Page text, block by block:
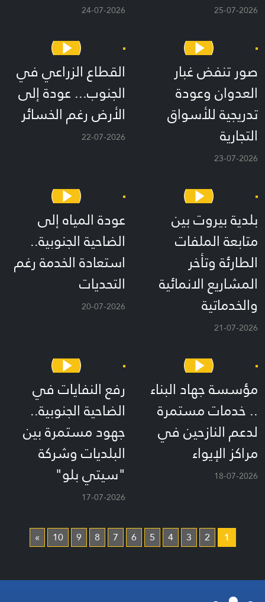
25-07-2026
24-07-2026
صور تنفض غبار
العدوان وعودة
تدريجية للأسواق
التجارية
23-07-2026
القطاع الزراعي في
الجنوب... عودة إلى
الأرض رغم الخسائر
22-07-2026
بلدية بيروت بين
متابعة الملفات
الطارئة وتأخر
المشاريع الانمائية
والخدماتية
21-07-2026
عودة المياه إلى
الضاحية الجنوبية..
استعادة الخدمة رغم
التحديات
20-07-2026
مؤسسة جهاد البناء
.. خدمات مستمرة
لدعم النازحين في
مراكز الإيواء
18-07-2026
رفع النفايات في
الضاحية الجنوبية..
جهود مستمرة بين
البلديات وشركة
"سيتي بلو"
17-07-2026
1
2
3
4
5
6
7
8
9
10
»